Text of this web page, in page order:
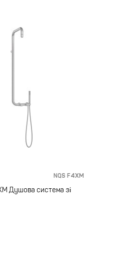
NQS F4XM
Душова система зі